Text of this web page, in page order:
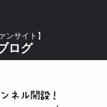
サイト】
ログ